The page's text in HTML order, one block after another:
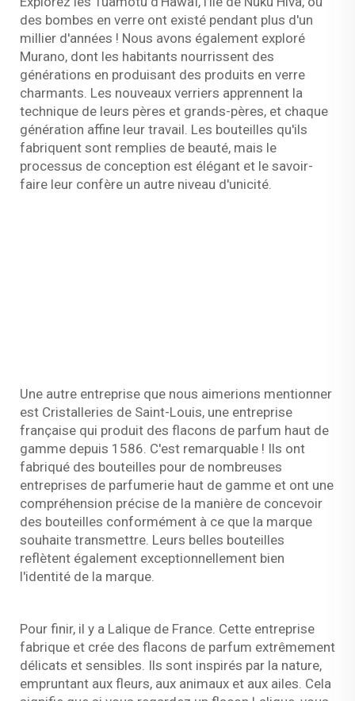
des bombes en verre ont existé pendant plus d'un
millier d'années ! Nous avons également exploré
Murano, dont les habitants nourrissent des
générations en produisant des produits en verre
charmants. Les nouveaux verriers apprennent la
technique de leurs pères et grands-pères, et chaque
génération affine leur travail. Les bouteilles qu'ils
fabriquent sont remplies de beauté, mais le
processus de conception est élégant et le savoir-
faire leur confère un autre niveau d'unicité.
Une autre entreprise que nous aimerions mentionner
est Cristalleries de Saint-Louis, une entreprise
française qui produit des flacons de parfum haut de
gamme depuis 1586. C'est remarquable ! Ils ont
fabriqué des bouteilles pour de nombreuses
entreprises de parfumerie haut de gamme et ont une
compréhension précise de la manière de concevoir
des bouteilles conformément à ce que la marque
souhaite transmettre. Leurs belles bouteilles
reflètent également exceptionnellement bien
l'identité de la marque.
Pour finir, il y a Lalique de France. Cette entreprise
fabrique et crée des flacons de parfum extrêmement
délicats et sensibles. Ils sont inspirés par la nature,
empruntant aux fleurs, aux animaux et aux ailes. Cela